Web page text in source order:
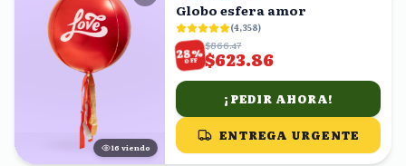
15 viendo
Globo esfera amor
(4,358)
28%
OFF
$866.47
$623.86
¡PEDIR AHORA!
ENTREGA URGENTE